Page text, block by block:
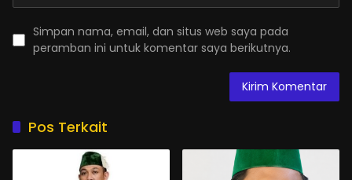
Simpan nama, email, dan situs web saya pada
peramban ini untuk komentar saya berikutnya.
Pos Terkait